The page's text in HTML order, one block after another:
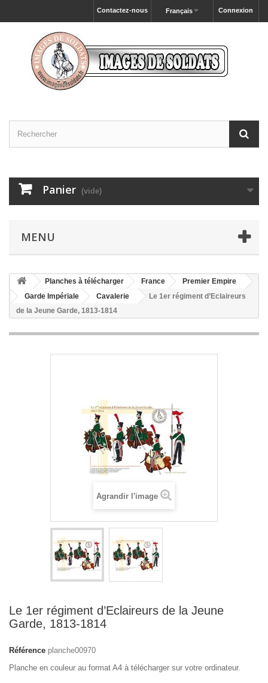
Connexion
Français
Contactez-nous
Panier (vide)
MENU
Planches à télécharger France
Premier Empire
Garde Impériale
Cavalerie
Le 1er régiment d’Eclaireurs
de la Jeune Garde, 1813-1814
Agrandir l'image
Le 1er régiment d’Eclaireurs de la Jeune
Garde, 1813-1814
Référence planche00970
Planche en couleur au format A4 à télécharger sur votre ordinateur.